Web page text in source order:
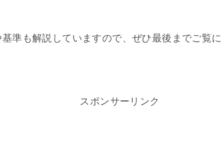
準も解説していますので、ぜひ最後までご覧に
スポンサーリンク